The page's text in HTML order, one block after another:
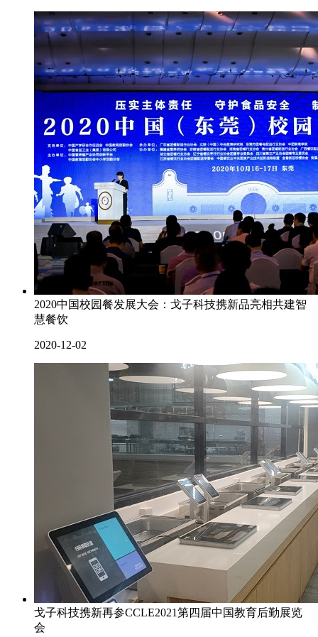
2020中国校园餐发展大会：戈子科技携新品亮相共建智
慧餐饮
2020-12-02
戈子科技携新再参CCLE2021第四届中国教育后勤展览
会